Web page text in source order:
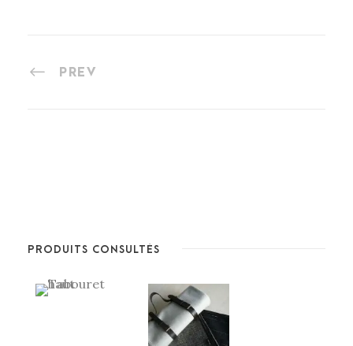
PREV
PRODUITS CONSULTÉS